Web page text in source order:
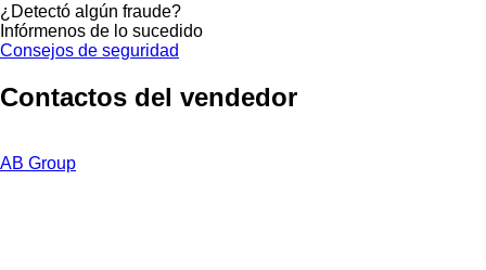
¿Detectó algún fraude?
Infórmenos de lo sucedido
Consejos de seguridad
Contactos del vendedor
AB Group